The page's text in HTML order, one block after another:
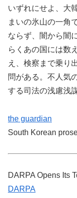
いずれにせよ、大
まいの氷山の一角
ならず、闇から闇
らくあの国には数
え、検察まで乗り
問がある。不人気
する司法の浅慮浅
the guardian
South Korean
DARPA Opens Its
DARPA